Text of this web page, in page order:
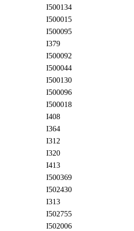
I500134
I500015
I500095
I379
I500092
I500044
I500130
I500096
I500018
I408
I364
I312
I320
I413
I500369
I502430
I313
I502755
I502006